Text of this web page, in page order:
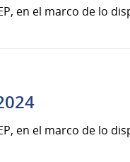
en el marco de lo
en el marco de lo